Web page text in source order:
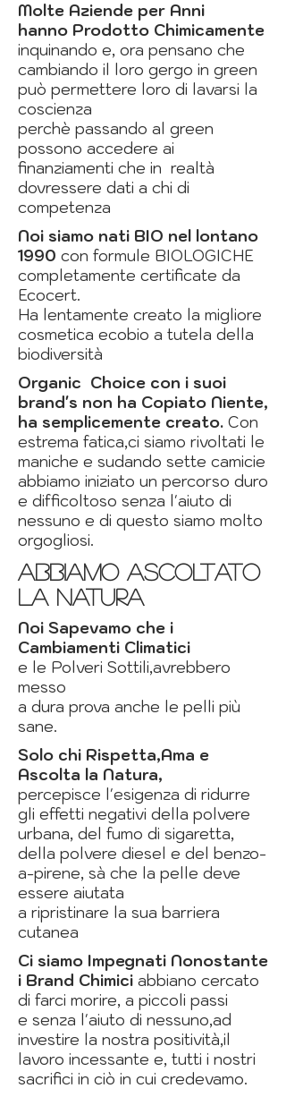
Molte Aziende per Anni
hanno Prodotto Chimicamente
inquinando e, ora pensano che
cambiando il loro gergo in green
può permettere loro di lavarsi la
coscienza
perchè passando al green
possono accedere ai
finanziamenti che in realtà
dovressere dati a chi di
competenza
Noi siamo nati BIO nel lontano
1990 con formule BIOLOGICHE
completamente certificate da
Ecocert.
Ha lentamente creato la migliore
cosmetica ecobio a tutela della
biodiversità
Organic Choice con i suoi
brand's non ha Copiato Niente,
ha semplicemente creato. Con
estrema fatica,ci siamo rivoltati le
maniche e sudando sette camicie
abbiamo iniziato un percorso duro
e difficoltoso senza l'aiuto di
nessuno e di questo siamo molto
orgogliosi.
ABBIAMO ASCOLTATO
LA NATURA
Noi Sapevamo che i
Cambiamenti Climatici
e le Polveri Sottili,avrebbero
messo
a dura prova anche le pelli più
sane.
Solo chi Rispetta,Ama e
Ascolta la Natura,
percepisce l'esigenza di ridurre
gli effetti negativi della polvere
urbana, del fumo di sigaretta,
della polvere diesel e del benzo-
a-pirene, sà che la pelle deve
essere aiutata
a ripristinare la sua barriera
cutanea
Ci siamo Impegnati Nonostante
i Brand Chimici abbiano cercato
di farci morire, a piccoli passi
e senza l'aiuto di nessuno,ad
investire la nostra positività,il
lavoro incessante e, tutti i nostri
sacrifici in ciò in cui credevamo.